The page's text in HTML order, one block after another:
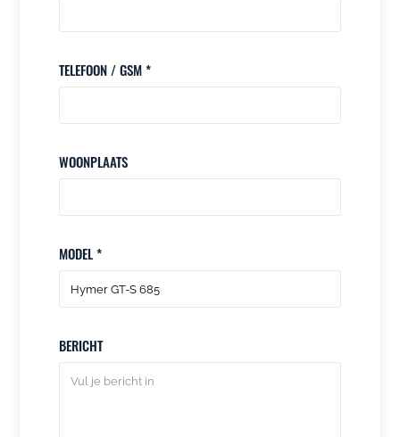
TELEFOON / GSM *
WOONPLAATS
MODEL *
BERICHT